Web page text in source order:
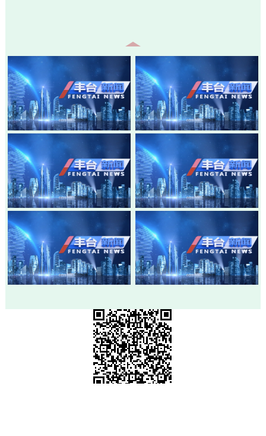
20260805-丰台新闻
20260803-丰台新闻
20260730-丰台新闻
20260728-丰台新闻